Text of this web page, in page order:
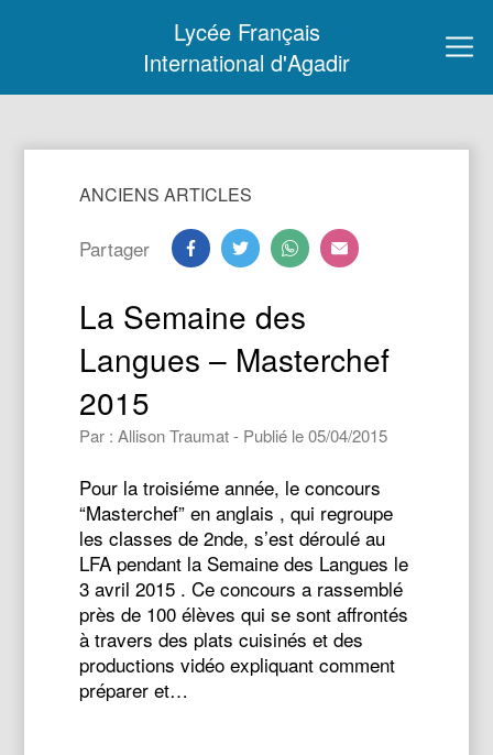
Lycée Français
International d'Agadir
ANCIENS ARTICLES
Partager
La Semaine des
Langues – Masterchef
2015
Par : Allison Traumat - Publié le 05/04/2015
Pour la troisiéme année, le concours
“Masterchef” en anglais , qui regroupe
les classes de 2nde, s’est déroulé au
LFA pendant la Semaine des Langues le
3 avril 2015 . Ce concours a rassemblé
près de 100 élèves qui se sont affrontés
à travers des plats cuisinés et des
productions vidéo expliquant comment
préparer et…